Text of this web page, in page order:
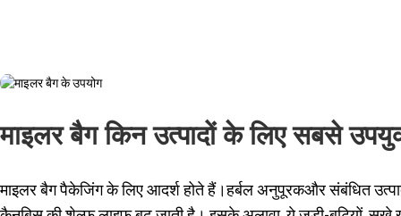
माइलर बैग किन उत्पादों के लिए सबसे
माइलर बैग पैकेजिंग के लिए आदर्श होते हैं।हर्बल अनुपूरकऔर संबंधित